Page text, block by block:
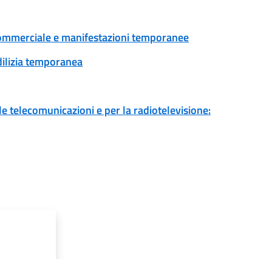
e manifestazioni temporanee
temporanea
telecomunicazioni e per la radiotelevisione: